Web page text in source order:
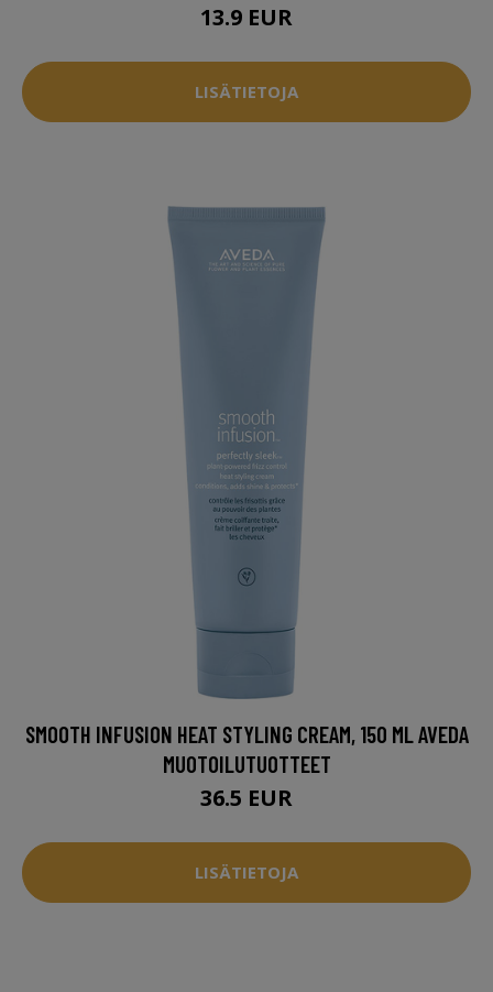
13.9 EUR
LISÄTIETOJA
SMOOTH INFUSION HEAT STYLING CREAM, 150 ML AVEDA
MUOTOILUTUOTTEET
36.5 EUR
LISÄTIETOJA